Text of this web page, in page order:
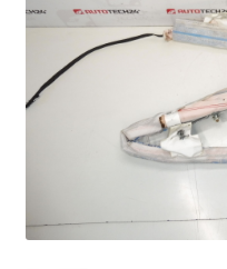
Płatności
Polityka prywatności
Procedura reklamacyjna